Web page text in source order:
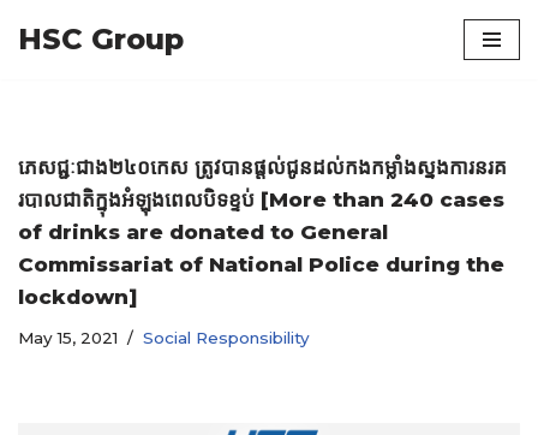
HSC Group
ភេសជ្ជៈជាង២៤០កេស ត្រូវបានផ្ដល់ជូនដល់កងកម្លាំងស្នងការនរគ
របាលជាតិក្នុងអំឡុងពេលបិទខ្ទប់ [More than 240 cases
of drinks are donated to General
Commissariat of National Police during the
lockdown]
May 15, 2021 Social Responsibility